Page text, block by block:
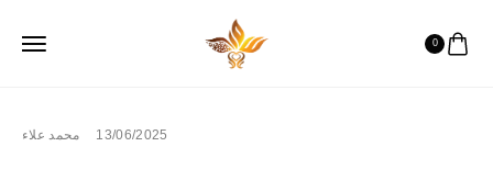
0
محمد علاء 13/06/2025